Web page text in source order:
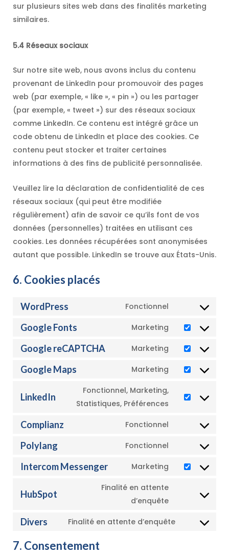
sur plusieurs sites web dans des finalités marketing
similaires.
5.4 Réseaux sociaux
Sur notre site web, nous avons inclus du contenu
provenant de LinkedIn pour promouvoir des pages
web (par exemple, « like », « pin ») ou les partager
(par exemple, « tweet ») sur des réseaux sociaux
comme LinkedIn. Ce contenu est intégré grâce un
code obtenu de LinkedIn et place des cookies. Ce
contenu peut stocker et traiter certaines
informations à des fins de publicité personnalisée.
Veuillez lire la déclaration de confidentialité de ces
réseaux sociaux (qui peut être modifiée
régulièrement) afin de savoir ce qu’ils font de vos
données (personnelles) traitées en utilisant ces
cookies. Les données récupérées sont anonymisées
autant que possible. LinkedIn se trouve aux États-Unis.
6. Cookies placés
WordPress Fonctionnel
Consent
to
wordpress
Google Fonts Marketing
Consent
to
google-
Google reCAPTCHA Marketing
Consent
to
google-
Google Maps Marketing
Consent
service
LinkedIn
Fonctionnel, Marketing,
Statistiques, Préférences
Consent
service
linkedin
Complianz Fonctionnel
Consent
complianz
Polylang Fonctionnel
Consent
to
polylang
Intercom Messenger Marketing
Consent
service
messenger
HubSpot
Finalité en attente
d’enquête
Consent
service
Divers Finalité en attente d’enquête
Consent
7. Consentement